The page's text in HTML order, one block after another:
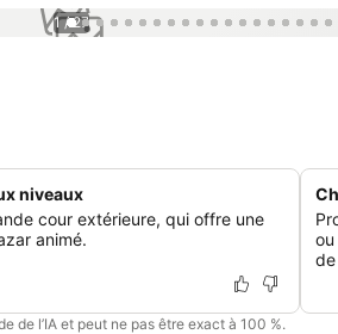
1 / 27
niveaux
cour extérieure, qui offre une
animé.
de l’IA et peut ne pas être exact à 100 %.